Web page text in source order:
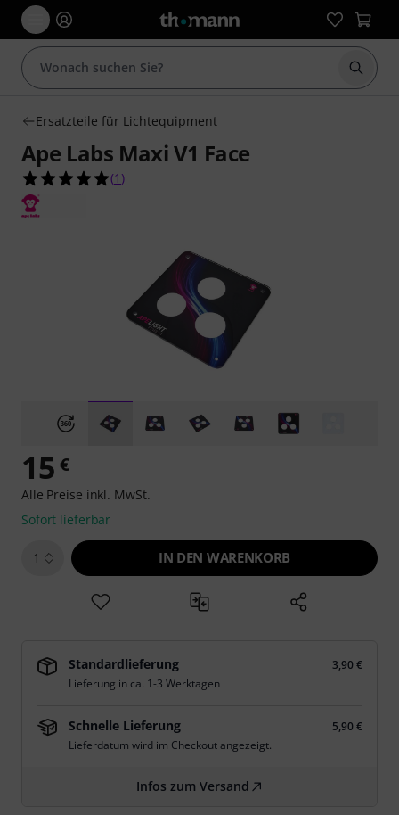
Suche
Ersatzteile für Lichtequipment
Ape Labs Maxi V1 Face
5.0 von 5 Sternen aus 1 Kundenbewertungen
(1 )
15 €
Alle Preise inkl. MwSt.
Sofort lieferbar
1 IN DEN WARENKORB
Standardlieferung
3,90 €
Lieferung in ca. 1-3 Werktagen
Schnelle Lieferung
5,90 €
Lieferdatum wird im Checkout angezeigt.
Infos zum Versand